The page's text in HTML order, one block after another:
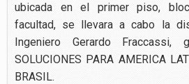
ubicada en el primer piso,
facultad, se llevara a cabo la
Ingeniero Gerardo Fraccassi,
SOLUCIONES PARA AMERICA
BRASIL.